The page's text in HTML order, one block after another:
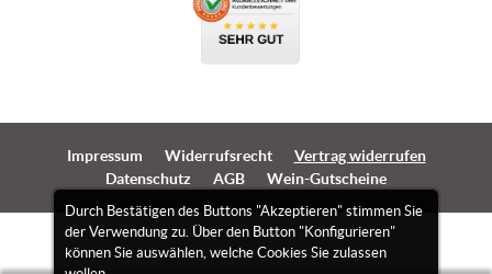
Durch Bestätigen des Buttons "Akzeptieren" stimmen Sie
der Verwendung zu. Über den Button "Konfigurieren"
können Sie auswählen, welche Cookies Sie zulassen
Impressum Widerrufsrecht
Vertrag widerrufen
Datenschutz
AGB Wein-Gutscheine